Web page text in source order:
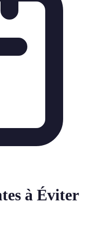
à Éviter